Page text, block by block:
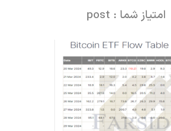
امتیاز شما : post